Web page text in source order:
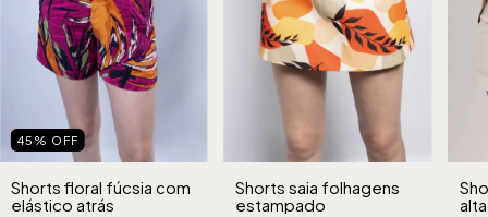
45 % OFF
Shorts floral fúcsia com
elástico atrás
Shorts saia folhagens
estampado